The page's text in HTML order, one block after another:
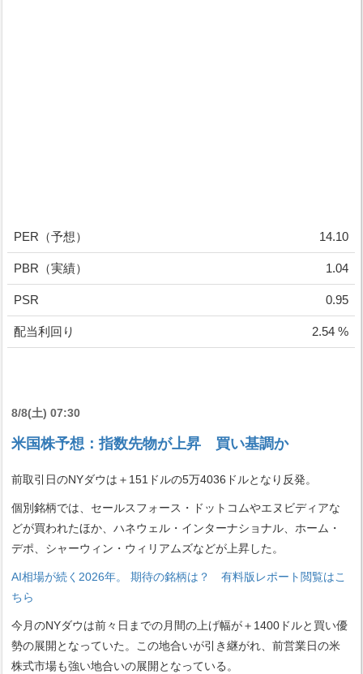
PER（予想） 14.10
PBR（実績） 1.04
PSR 0.95
配当利回り 2.54 %
8/8(土) 07:30
米国株予想：指数先物が上昇 買い基調か
前取引日のNYダウは＋151ドルの5万4036ドルとなり反発。
個別銘柄では、セールスフォース・ドットコムやエヌビディアな
どが買われたほか、ハネウェル・インターナショナル、ホーム・
デポ、シャーウィン・ウィリアムズなどが上昇した。
AI相場が続く2026年。 期待の銘柄は？ 有料版レポート閲覧はこ
ちら
今月のNYダウは前々日までの月間の上げ幅が＋1400ドルと買い優
勢の展開となっていた。この地合いが引き継がれ、前営業日の米
株式市場も強い地合いの展開となっている。